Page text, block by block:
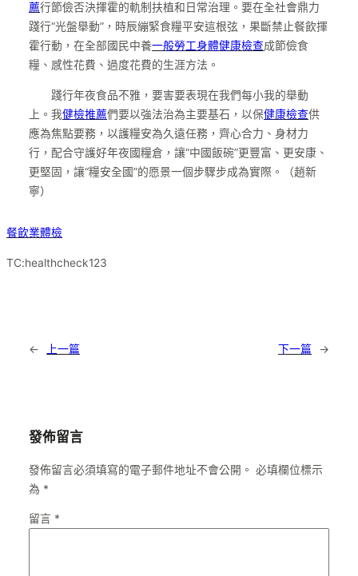
薦行節儉否決揮霍的軌制扶植和日常治理。要在全社會鼎力
踐行“光盤舉動”，時辰繃緊食糧平安這根弦，果斷禁止餐飲揮
霍行動，在全部國民中養一般勞工身體健康檢查成節儉食
糧、感性花費、過度花費的生涯方法。
踐行年夜食品不雅，要害要表現在我們每小我的舉動
上。我健檢推薦們要以強法治為主要基石，以保健康檢查供
應為焦點要務，以護糧安為久遠任務，齊心合力、身材力
行，配合守護好年夜國糧倉，讓“中國飯碗”更豐富、更安康、
更堅固，讓“糧安全國”的愿景一個步驟步成為實際。（趙新
寧）
餐飲業體檢
TC:healthcheck123
← 上一篇 下一篇 →
發佈留言
發佈留言必須填寫的電子郵件地址不會公開。 必填欄位標示
為 *
留言 *